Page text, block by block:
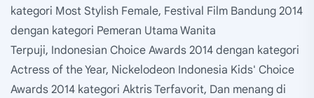
kategori Most Stylish Female, Festival Film Bandung 2014
dengan kategori Pemeran Utama Wanita
Terpuji, Indonesian Choice Awards 2014 dengan kategori
Actress of the Year, Nickelodeon Indonesia Kids' Choice
Awards 2014 kategori Aktris Terfavorit, Dan menang di